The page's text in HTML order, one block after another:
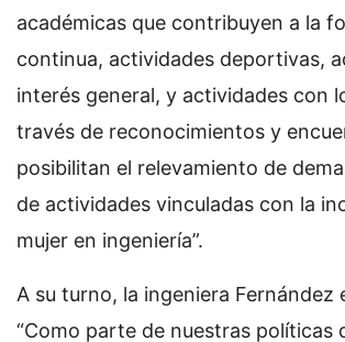
académicas que contribuyen a la
continua, actividades deportivas,
interés general, y actividades con
través de reconocimientos y
posibilitan el relevamiento de
de actividades vinculadas con la
mujer en ingeniería”.
A su turno, la ingeniera Fernández
“Como parte de nuestras políticas